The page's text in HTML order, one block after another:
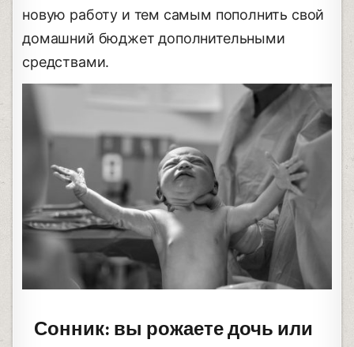
новую работу и тем самым пополнить свой
домашний бюджет дополнительными
средствами.
Сонник: вы рожаете дочь или